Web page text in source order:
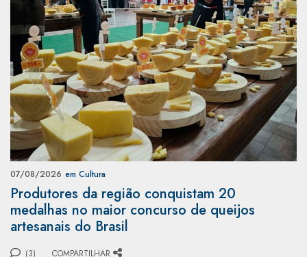
07/08/2026 em Cultura
Produtores da região conquistam 20
medalhas no maior concurso de queijos
artesanais do Brasil
(3) COMPARTILHAR